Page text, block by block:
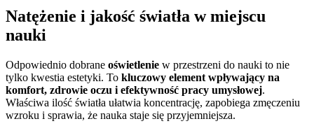
Natężenie i jakość światła w miejscu
nauki
Odpowiednio dobrane oświetlenie w przestrzeni do nauki to nie
tylko kwestia estetyki. To kluczowy element wpływający na
komfort, zdrowie oczu i efektywność pracy umysłowej.
Właściwa ilość światła ułatwia koncentrację, zapobiega zmęczeniu
wzroku i sprawia, że nauka staje się przyjemniejsza.